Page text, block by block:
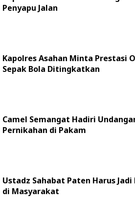
Penyapu Jalan
Kapolres Asahan Minta Prestasi
Sepak Bola Ditingkatkan
Camel Semangat Hadiri
Pernikahan di Pakam
Ustadz Sahabat Paten Harus Jadi
di Masyarakat